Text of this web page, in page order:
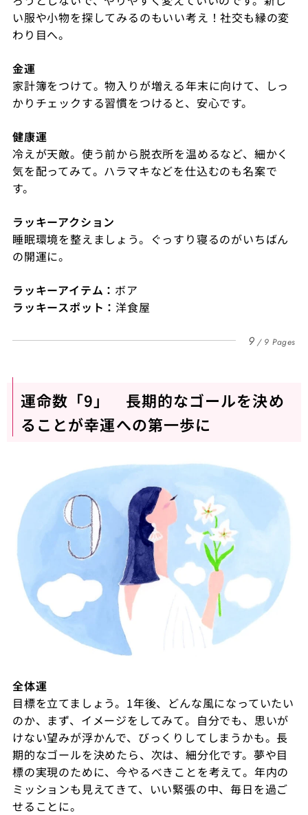
い服や小物を探してみるのもいい考え！社交も縁の変
わり目へ。
金運
家計簿をつけて。物入りが増える年末に向けて、しっ
かりチェックする習慣をつけると、安心です。
健康運
冷えが天敵。使う前から脱衣所を温めるなど、細かく
気を配ってみて。ハラマキなどを仕込むのも名案で
す。
ラッキーアクション
睡眠環境を整えましょう。ぐっすり寝るのがいちばん
の開運に。
ラッキーアイテム： ボア
ラッキースポット：洋食屋
9 9 Pages
運命数「9」 長期的なゴールを決め
ることが幸運への第一歩に
全体運
目標を立てましょう。 1年後、どんな風になっていたい
のか、まず、イメージをしてみて。自分でも、思いが
けない望みが浮かんで、びっくりしてしまうかも。長
期的なゴールを決めたら、次は、細分化です。夢や目
標の実現のために、今やるべきことを考えて。年内の
ミッションも見えてきて、いい緊張の中、毎日を過ご
せることに。